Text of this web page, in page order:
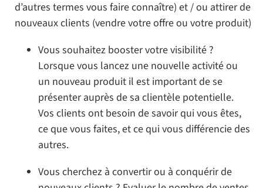
d’autres termes vous faire connaître) et / ou attirer de
nouveaux clients (vendre votre offre ou votre produit)
Vous souhaitez booster votre visibilité ?
Lorsque vous lancez une nouvelle activité ou
un nouveau produit il est important de se
présenter auprès de sa clientèle potentielle.
Vos clients ont besoin de savoir qui vous êtes,
ce que vous faites, et ce qui vous différencie des
autres.
Vous cherchez à convertir ou à conquérir de